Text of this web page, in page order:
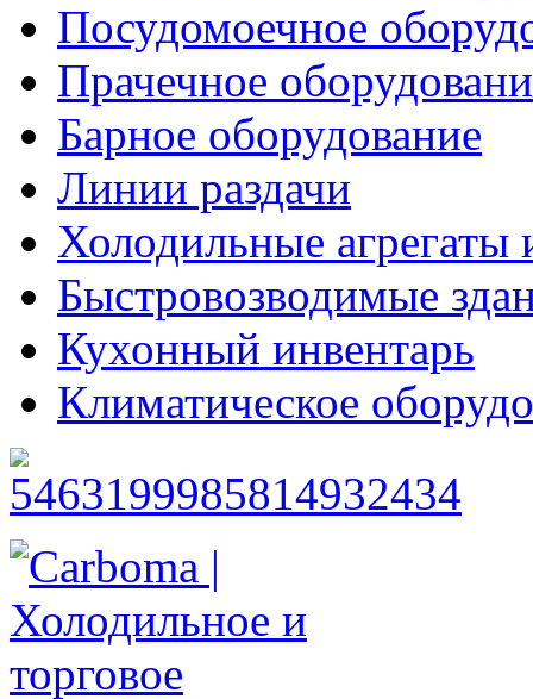
Посудомоечное
Прачечное
Барное оборудование
Линии раздачи
Холодильные агрегаты
Быстровозводимые
Кухонный инвентарь
Климатическое